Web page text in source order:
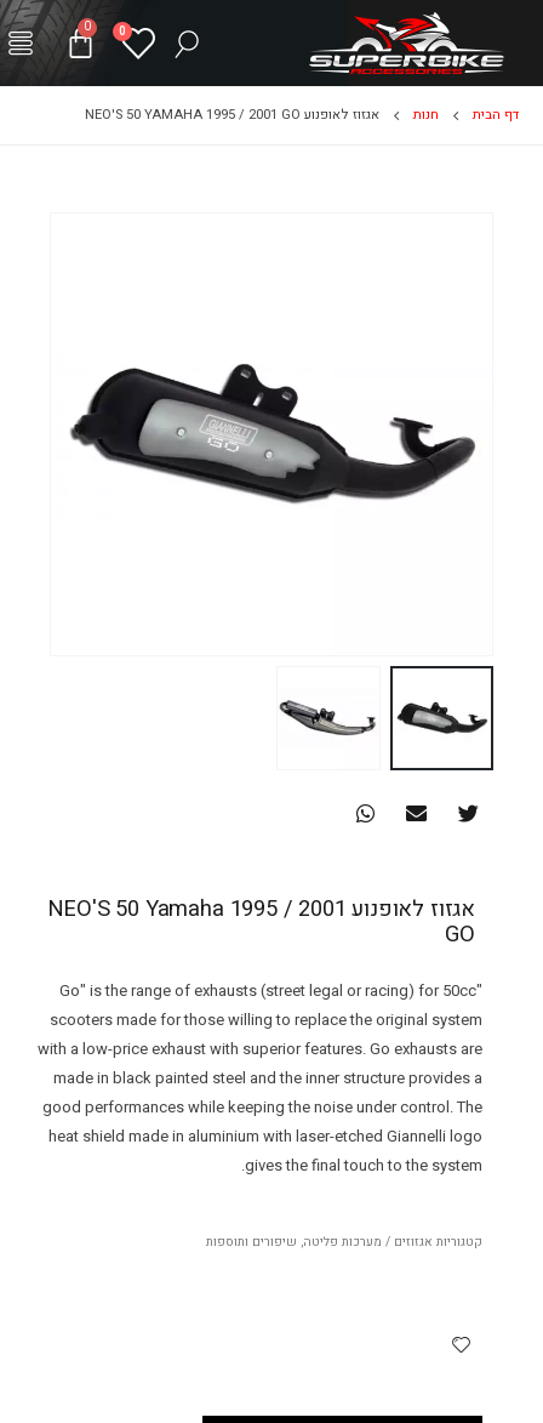
0
0
דף הבית חנות אגזוז לאופנוע NEO'S 50 YAMAHA 1995 / 2001 GO
אגזוז לאופנוע NEO'S 50 Yamaha 1995 / 2001
GO
"Go" is the range of exhausts (street legal or racing) for 50cc
scooters made for those willing to replace the original system
with a low-price exhaust with superior features. Go exhausts are
made in black painted steel and the inner structure provides a
good performances while keeping the noise under control. The
heat shield made in aluminium with laser-etched Giannelli logo
gives the final touch to the system.
קטגוריות אגזוזים / מערכות פליטה, שיפורים ותוספות